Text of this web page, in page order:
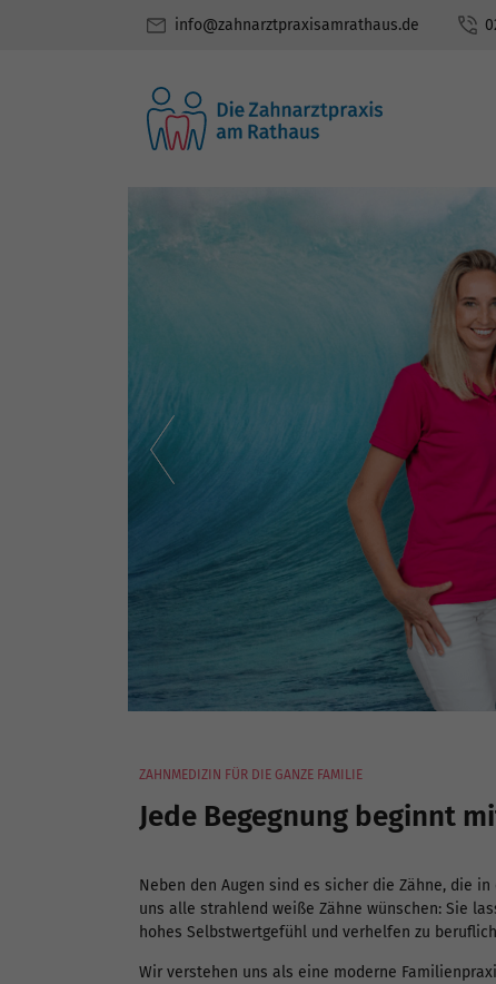
info@zahnarztpraxisamrathaus.de
Digitale
Mikroskopische
Endodontie
ZAHNMEDIZIN FÜR DIE GANZE FAMILIE
Jede Begegnung beginnt
Neben den Augen sind es sicher die Zähne, die
uns alle strahlend weiße Zähne wünschen: Sie
hohes Selbstwertgefühl und verhelfen zu
Wir verstehen uns als eine moderne